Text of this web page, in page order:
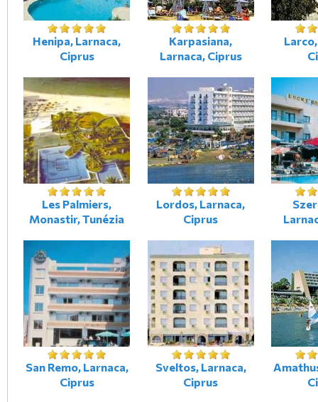
Henipa, Larnaca,
Ciprus
Karpasiana,
Larnaca, Ciprus
Les Palmiers,
Monastir, Tunézia
Lordos, Larnaca,
Ciprus
San Remo, Larnaca,
Ciprus
Sveltos, Larnaca,
Ciprus